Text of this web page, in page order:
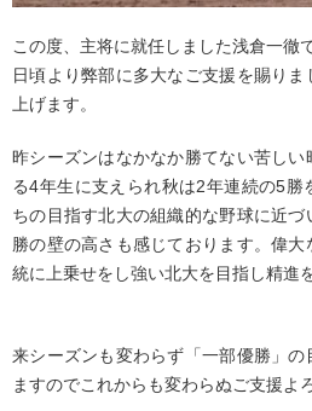
この度、主将に就任しました浅倉一徹で
日頃より弊部に多大なご支援を賜り
上げます。
昨シーズンはなかなか勝てない苦し
る4年生に支えられ秋は2年連続の5勝
ちの目指す北大の組織的な野球に近
勝の壁の高さも感じております。偉
統に上乗せをし強い北大を目指し精進
来シーズンも変わらず「一部優勝」
ますのでこれからも変わらぬご支援よ